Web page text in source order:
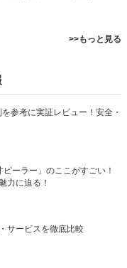
>>もっと見る
参考に実証レビュー！安全・
ーラー」のここがすごい！
力に迫る！
サービスを徹底比較